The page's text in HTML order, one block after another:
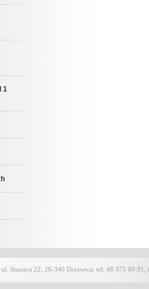
1
ul. Staszica 22; 26-340 Drzewica; tel: 48 375 60